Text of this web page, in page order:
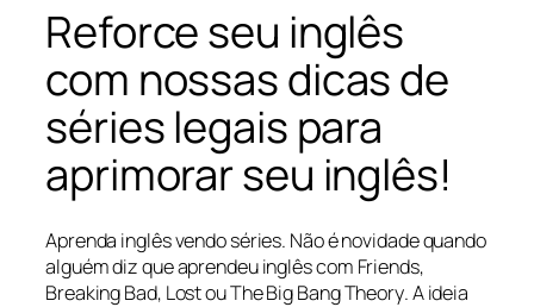
Reforce seu inglês
com nossas dicas de
séries legais para
aprimorar seu inglês!
Aprenda inglês vendo séries. Não é novidade quando
alguém diz que aprendeu inglês com Friends,
Breaking Bad, LostouThe Big Bang Theory. A ideia